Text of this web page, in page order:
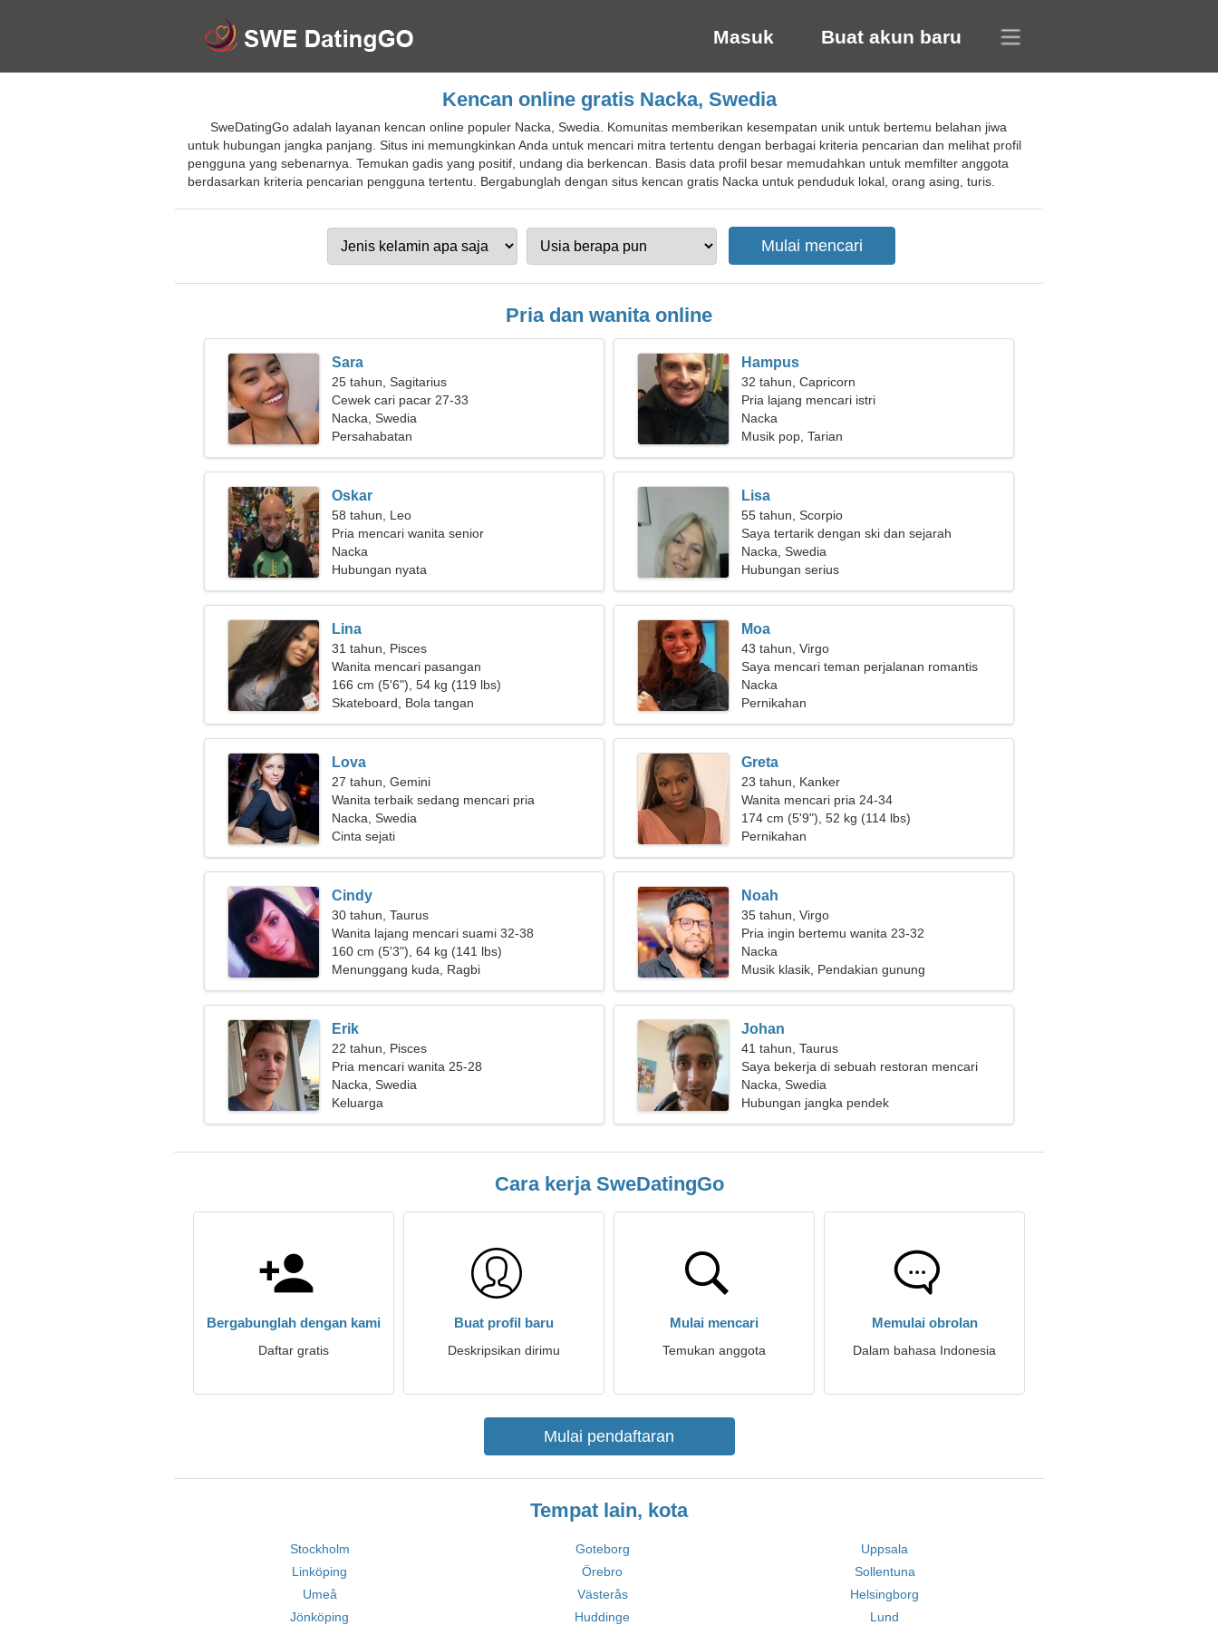
Masuk Buat akun baru
Kencan online gratis Nacka, Swedia
SweDatingGo adalah layanan kencan online populer Nacka, Swedia. Komunitas memberikan kesempatan unik untuk bertemu belahan jiwa
untuk hubungan jangka panjang. Situs ini memungkinkan Anda untuk mencari mitra tertentu dengan berbagai kriteria pencarian dan melihat profil
pengguna yang sebenarnya. Temukan gadis yang positif, undang dia berkencan. Basis data profil besar memudahkan untuk memfilter anggota
berdasarkan kriteria pencarian pengguna tertentu. Bergabunglah dengan situs kencan gratis Nacka untuk penduduk lokal, orang asing, turis.
Pria dan wanita online
Sara
25 tahun, Sagitarius
Cewek cari pacar 27-33
Nacka, Swedia
Persahabatan
Hampus
32 tahun, Capricorn
Pria lajang mencari istri
Nacka
Musik pop, Tarian
Oskar
58 tahun, Leo
Pria mencari wanita senior
Nacka
Hubungan nyata
Lisa
55 tahun, Scorpio
Saya tertarik dengan ski dan sejarah
Nacka, Swedia
Hubungan serius
Lina
31 tahun, Pisces
Wanita mencari pasangan
166 cm (5'6"), 54 kg (119 lbs)
Skateboard, Bola tangan
Moa
43 tahun, Virgo
Saya mencari teman perjalanan romantis
Nacka
Pernikahan
Lova
27 tahun, Gemini
Wanita terbaik sedang mencari pria
Nacka, Swedia
Cinta sejati
Greta
23 tahun, Kanker
Wanita mencari pria 24-34
174 cm (5'9"), 52 kg (114 lbs)
Pernikahan
Cindy
30 tahun, Taurus
Wanita lajang mencari suami 32-38
160 cm (5'3"), 64 kg (141 lbs)
Menunggang kuda, Ragbi
Noah
35 tahun, Virgo
Pria ingin bertemu wanita 23-32
Nacka
Musik klasik, Pendakian gunung
Erik
22 tahun, Pisces
Pria mencari wanita 25-28
Nacka, Swedia
Keluarga
Johan
41 tahun, Taurus
Saya bekerja di sebuah restoran mencari
seorang wanita yang luar biasa
Nacka, Swedia
Hubungan jangka pendek
Cara kerja SweDatingGo
Bergabunglah dengan kami
Daftar gratis
Buat profil baru
Deskripsikan dirimu
Mulai mencari
Temukan anggota
Memulai obrolan
Dalam bahasa Indonesia
Mulai pendaftaran
Tempat lain, kota
Stockholm Goteborg
Uppsala
Linköping
Örebro
Sollentuna
Umeå
Västerås
Helsingborg
Jönköping
Huddinge Lund